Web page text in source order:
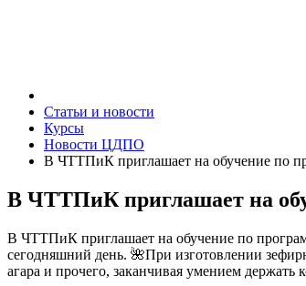
Статьи и новости
Курсы
Новости ЦДПО
В ЧТТПиК приглашает на обучение по
В ЧТТПиК приглашает на
В ЧТТПиК приглашает на обучение по
сегодняшний день. 🌺При изготовлении
агара и прочего, заканчивая умением